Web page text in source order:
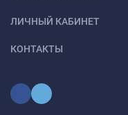
ЛИЧНЫЙ КАБИНЕТ
КОНТАКТЫ